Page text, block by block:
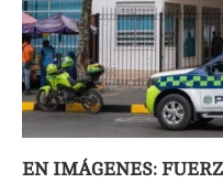
EN IMÁGENES: